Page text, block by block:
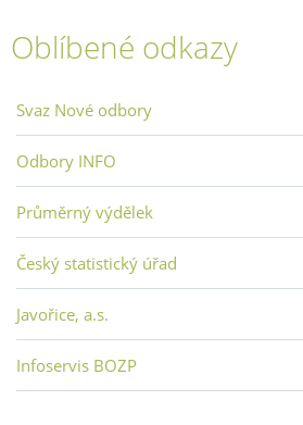
Oblíbené odkazy
Svaz Nové odbory
Odbory INFO
Průměrný výdělek
Český statistický úřad
Javořice, a.s.
Infoservis BOZP